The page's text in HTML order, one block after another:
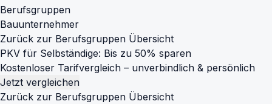
Berufsgruppen
Bauunternehmer
Zurück zur Berufsgruppen Übersicht
PKV für Selbständige: Bis zu 50% sparen
Kostenloser Tarifvergleich – unverbindlich & persönlich
Jetzt vergleichen
Zurück zur Berufsgruppen Übersicht